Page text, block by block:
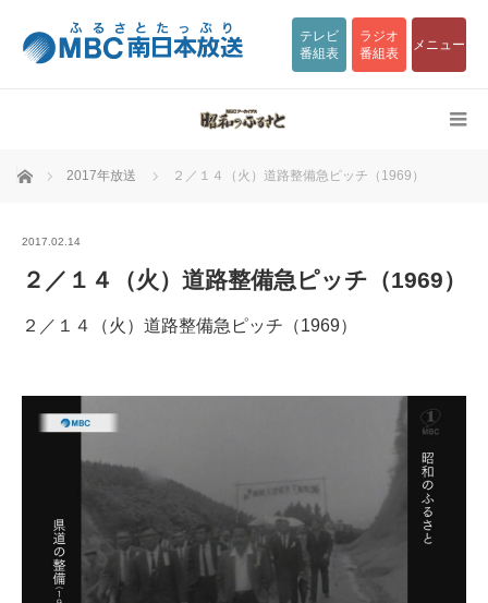
テレビ
番組表
ラジオ
番組表
メニュー
ホーム 2017年放送 ２／１４（火）道路整備急ピッチ（1969）
2017.02.14
２／１４（火）道路整備急ピッチ（1969）
２／１４（火）道路整備急ピッチ（1969）